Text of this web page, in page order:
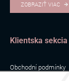
ZOBRAZIŤ VIAC
Klientska sekcia
Obchodní podmínky